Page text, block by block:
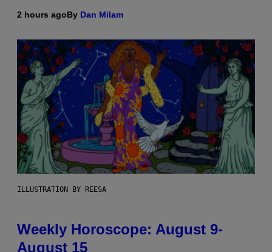
2 hours agoBy Dan Milam
ILLUSTRATION BY REESA
Weekly Horoscope: August 9-
August 15